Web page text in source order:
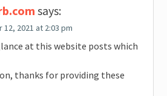
says:
2021 at 2:03 pm
at this website posts which
thanks for providing these